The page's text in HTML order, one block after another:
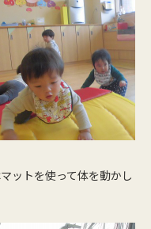
ットを使って体を動かし